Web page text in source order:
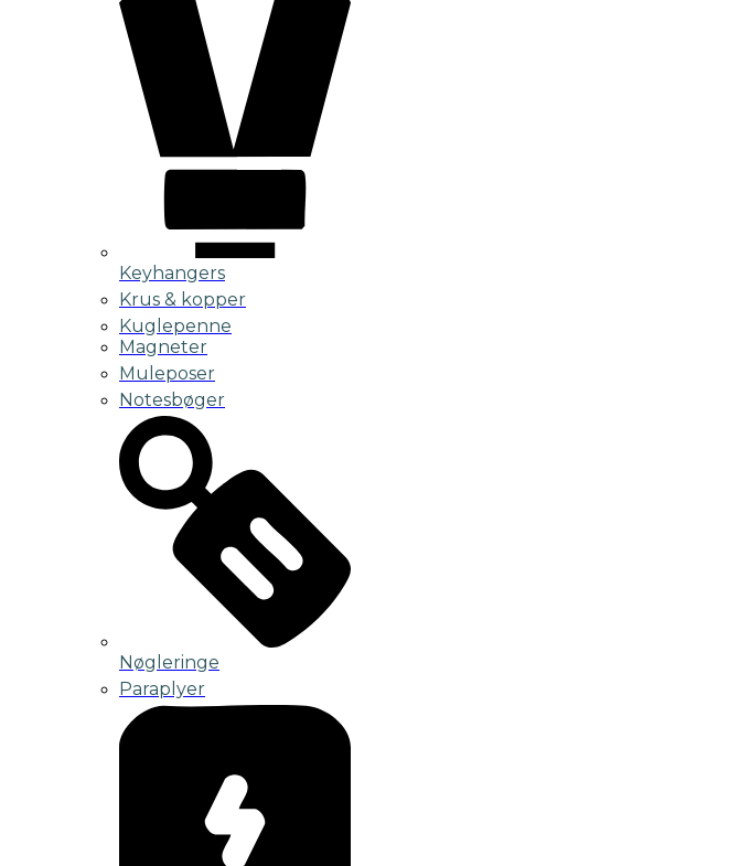
Keyhangers
Krus & kopper
Kuglepenne
Magneter
Muleposer
Notesbøger
Nøgleringe
Paraplyer